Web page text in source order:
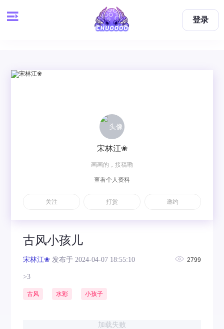
登录
古风小孩儿
宋林江❀ 发布于 2024-04-07 18:55:10 2799
>3
古风 水彩 小孩子
加载失败
宋林江❀
画画的，接稿嘞
查看个人资料
关注 打赏 邀约